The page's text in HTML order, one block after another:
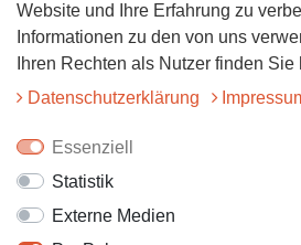
73117
07161-
Website und Ihre Erfahrung zu
Informationen zu den von uns
Ihren Rechten als Nutzer finden Sie
Daten­schutz­erklärung
Essenziell
Statistik
Externe Medien